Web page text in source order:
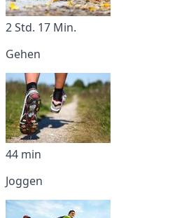
2 Std. 17 Min.
Gehen
44 min
Joggen